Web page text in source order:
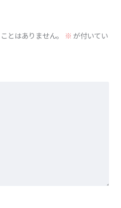
とはありません。 ※が付いてい